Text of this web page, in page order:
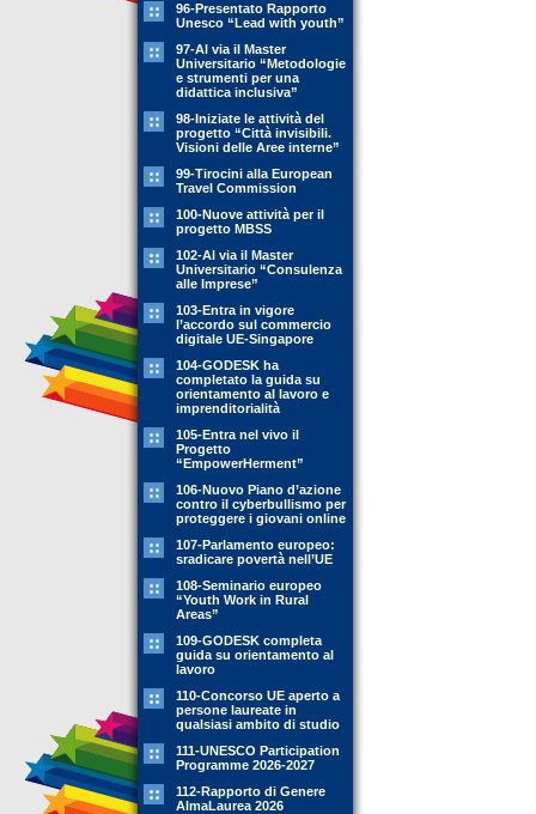
96-Presentato Rapporto
Unesco “Lead with youth”
97-Al via il Master
Universitario “Metodologie
e strumenti per una
didattica inclusiva”
98-Iniziate le attività del
progetto “Città invisibili.
Visioni delle Aree interne”
99-Tirocini alla European
Travel Commission
100-Nuove attività per il
progetto MBSS
102-Al via il Master
Universitario “Consulenza
alle Imprese”
103-Entra in vigore
l’accordo sul commercio
digitale UE-Singapore
104-GODESK ha
completato la guida su
orientamento al lavoro e
imprenditorialità
105-Entra nel vivo il
Progetto
“EmpowerHerment”
106-Nuovo Piano d’azione
contro il cyberbullismo per
proteggere i giovani online
107-Parlamento europeo:
sradicare povertà nell’UE
108-Seminario europeo
“Youth Work in Rural
Areas”
109-GODESK completa
guida su orientamento al
lavoro
110-Concorso UE aperto a
persone laureate in
qualsiasi ambito di studio
111-UNESCO Participation
Programme 2026-2027
112-Rapporto di Genere
AlmaLaurea 2026